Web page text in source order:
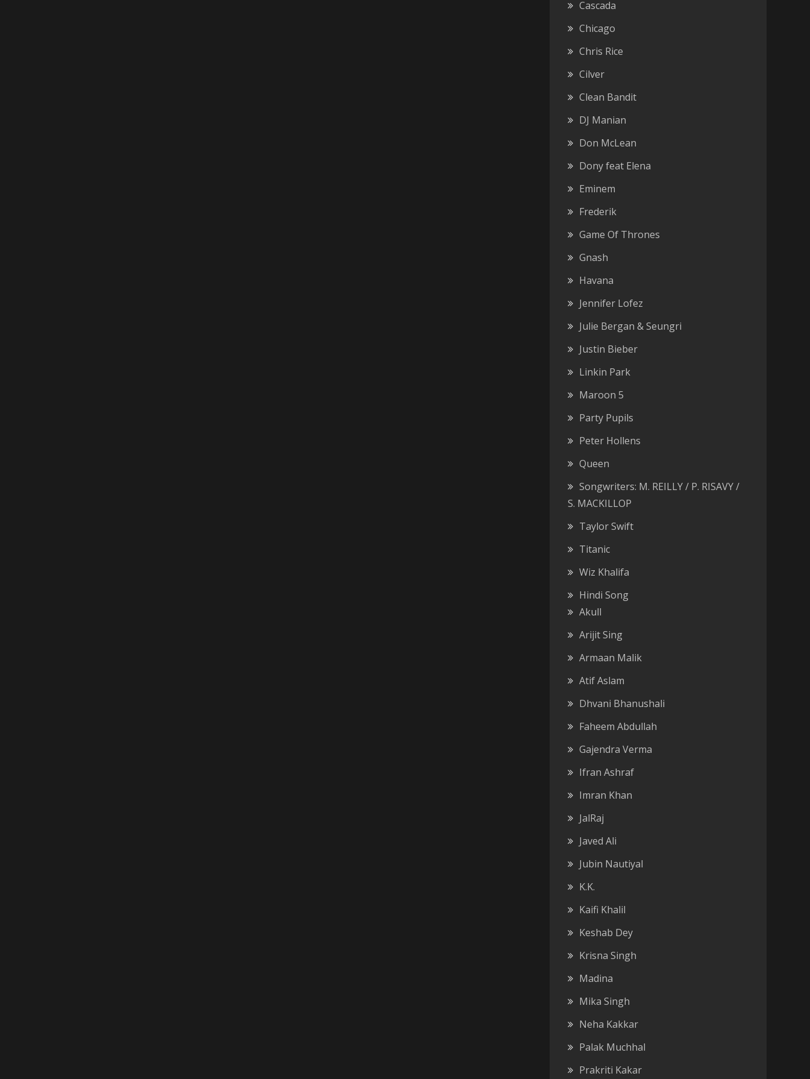
Cascada
Chicago
Chris Rice
Cilver
Clean Bandit
DJ Manian
Don McLean
Dony feat Elena
Eminem
Frederik
Game Of Thrones
Gnash
Havana
Jennifer Lofez
Julie Bergan & Seungri
Justin Bieber
Linkin Park
Maroon 5
Party Pupils
Peter Hollens
Queen
Songwriters: M. REILLY / P. RISAVY /
S. MACKILLOP
Taylor Swift
Titanic
Wiz Khalifa
Hindi Song
Akull
Arijit Sing
Armaan Malik
Atif Aslam
Dhvani Bhanushali
Faheem Abdullah
Gajendra Verma
Ifran Ashraf
Imran Khan
JalRaj
Javed Ali
Jubin Nautiyal
K.K.
Kaifi Khalil
Keshab Dey
Krisna Singh
Madina
Mika Singh
Neha Kakkar
Palak Muchhal
Prakriti Kakar